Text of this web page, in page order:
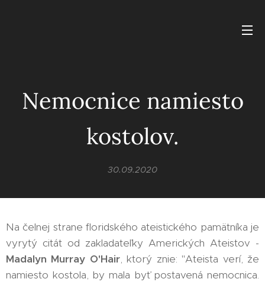
Nemocnice namiesto
kostolov.
30.09.2020
Na čelnej strane floridského ateistického pamätníka je
vyrytý citát od zakladateľky Amerických Ateistov -
Madalyn Murray O'Hair, ktorý znie: "Ateista verí, že
namiesto kostola, by mala byť postavená nemocnica.